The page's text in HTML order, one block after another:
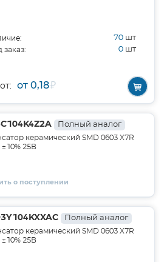
70 шт
заказ: 0 шт
от 0,18₽
Полный аналог
керамический SMD 0603 X7R
25В
о поступлении
Полный аналог
керамический SMD 0603 X7R
25В